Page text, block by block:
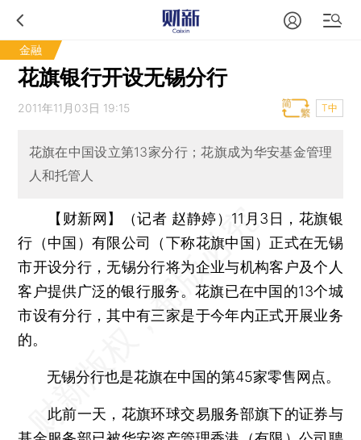
金融
花旗银行开设无锡分行
2011年11月03日 19:15 T中
花旗在中国设立第13家分行；花旗成为华安基金管理
人和托管人
【财新网】（记者 赵静婷） 11月3日，花旗银
行（中国）有限公司（下称花旗中国）正式在无锡
市开设分行，无锡分行将为企业与机构客户及个人
客户提供广泛的银行服务。花旗已在中国的13个城
市设有分行，其中有三家是于今年内正式开展业务
的。
无锡分行也是花旗在中国的第45家零售网点。
此前一天，花旗环球交易服务部旗下的证券与